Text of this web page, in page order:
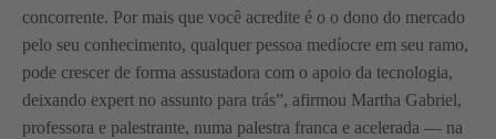
concorrente. Por mais que você acredite é o o dono do mercado
pelo seu conhecimento, qualquer pessoa medíocre em seu ramo,
pode crescer de forma assustadora com o apoio da tecnologia,
deixando expert no assunto para trás”, afirmou Martha Gabriel,
professora e palestrante, numa palestra franca e acelerada — na